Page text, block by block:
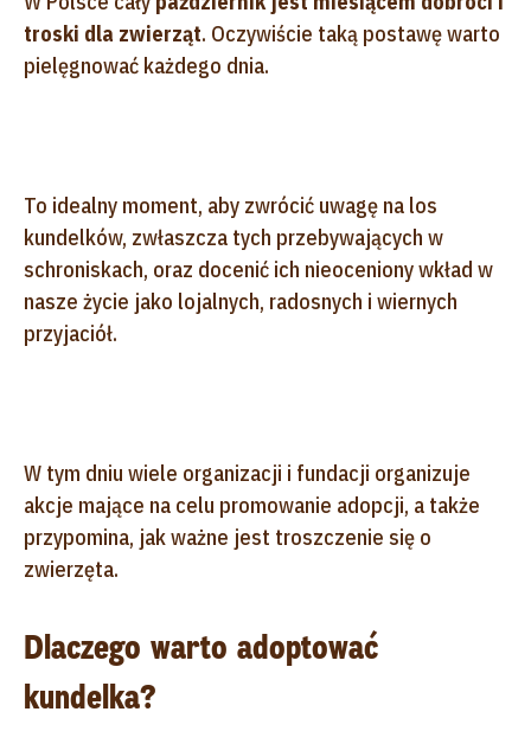
troski dla zwierząt. Oczywiście taką postawę warto
pielęgnować każdego dnia.
To idealny moment, aby zwrócić uwagę na los
kundelków, zwłaszcza tych przebywających w
schroniskach, oraz docenić ich nieoceniony wkład w
nasze życie jako lojalnych, radosnych i wiernych
przyjaciół.
W tym dniu wiele organizacji i fundacji organizuje
akcje mające na celu promowanie adopcji, a także
przypomina, jak ważne jest troszczenie się o
zwierzęta.
Dlaczego warto adoptować
kundelka?